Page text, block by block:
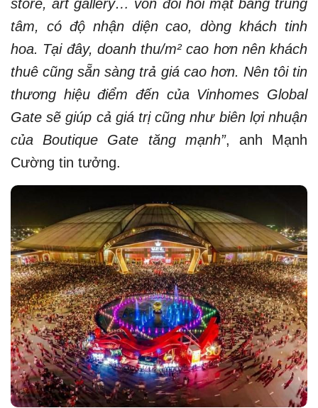
store, art gallery… vốn đòi hỏi mặt bằng trung
tâm, có độ nhận diện cao, dòng khách tinh
hoa. Tại đây, doanh thu/m² cao hơn nên khách
thuê cũng sẵn sàng trả giá cao hơn. Nên tôi tin
thương hiệu điểm đến của Vinhomes Global
Gate sẽ giúp cả giá trị cũng như biên lợi nhuận
của Boutique Gate tăng mạnh”, anh Mạnh
Cường tin tưởng.